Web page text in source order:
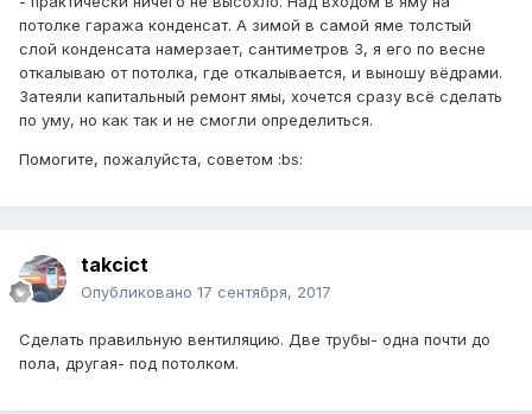
потолке гаража конденсат. А зимой в самой яме толстый
слой конденсата намерзает, сантиметров 3, я его по весне
откалываю от потолка, где откалывается, и выношу вёдрами.
Затеяли капитальный ремонт ямы, хочется сразу всё сделать
по уму, но как так и не смогли определиться.
Помогите, пожалуйста, советом :bs:
takcict
Опубликовано 17 сентября, 2017
Сделать правильную вентиляцию. Две трубы- одна почти до
пола, другая- под потолком.